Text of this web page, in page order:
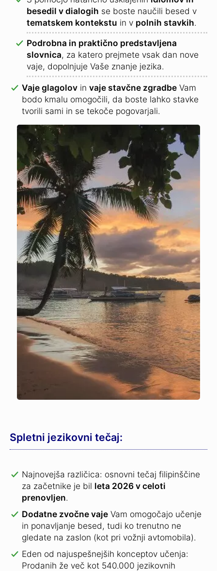
besedil v dialogih se boste naučili besed v
tematskem kontekstu in v polnih stavkih.
Podrobna in praktično predstavljena
slovnica, za katero prejmete vsak dan nove
vaje, dopolnjuje Vaše znanje jezika.
Vaje glagolov in vaje stavčne zgradbe Vam
bodo kmalu omogočili, da boste lahko stavke
tvorili sami in se tekoče pogovarjali.
Spletni jezikovni tečaj:
Najnovejša različica: osnovni tečaj filipinščine
za začetnike je bil leta 2026 v celoti
prenovljen.
Dodatne zvočne vaje Vam omogočajo učenje
in ponavljanje besed, tudi ko trenutno ne
gledate na zaslon (kot pri vožnji avtomobila).
Eden od najuspešnejših konceptov učenja:
Prodanih že več kot 540.000 jezikovnih